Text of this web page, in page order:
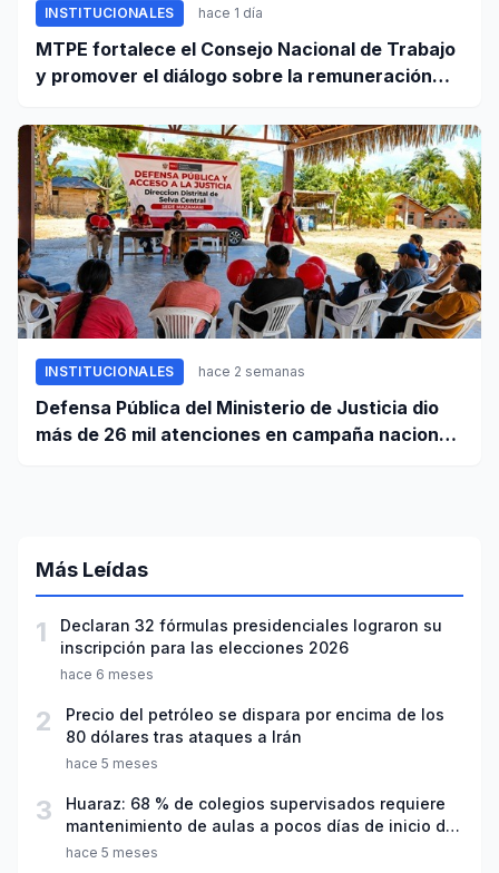
INSTITUCIONALES hace 1 día
MTPE fortalece el Consejo Nacional de Trabajo
y promover el diálogo sobre la remuneración
INSTITUCIONALES hace 2 semanas
Defensa Pública del Ministerio de Justicia dio
más de 26 mil atenciones en campaña nacional
Más Leídas
1
Declaran 32 fórmulas presidenciales lograron su
inscripción para las elecciones 2026
hace 6 meses
2
Precio del petróleo se dispara por encima de los
80 dólares tras ataques a Irán
hace 5 meses
3
Huaraz: 68 % de colegios supervisados requiere
mantenimiento de aulas a pocos días de inicio del
año escolar 2026
hace 5 meses